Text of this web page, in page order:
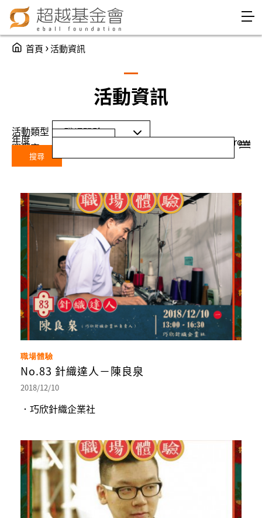
Jump to Navigation
Jump to Main content
You are here
首頁 ›活動資訊
活動資訊
gridrow
活動類型
年度 年度
Year
關鍵字
職場體驗
No.83 針織達人－陳良泉
2018/12/10
．巧欣針織企業社